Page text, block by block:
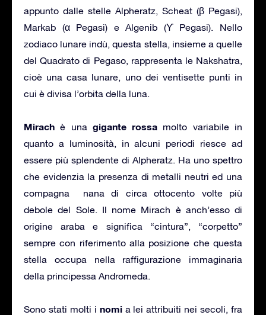
appunto dalle stelle Alpheratz, Scheat (β Pegasi),
Markab (α Pegasi) e Algenib (ϒ Pegasi). Nello
zodiaco lunare indù, questa stella, insieme a quelle
del Quadrato di Pegaso, rappresenta le Nakshatra,
cioè una casa lunare, uno dei ventisette punti in
cui è divisa l’orbita della luna.
Mirach è una gigante rossa molto variabile in
quanto a luminosità, in alcuni periodi riesce ad
essere più splendente di Alpheratz. Ha uno spettro
che evidenzia la presenza di metalli neutri ed una
compagna nana di circa ottocento volte più
debole del Sole. Il nome Mirach è anch’esso di
origine araba e significa “cintura”, “corpetto”
sempre con riferimento alla posizione che questa
stella occupa nella raffigurazione immaginaria
della principessa Andromeda.
Sono stati molti i nomia lei attribuiti nei secoli, fra